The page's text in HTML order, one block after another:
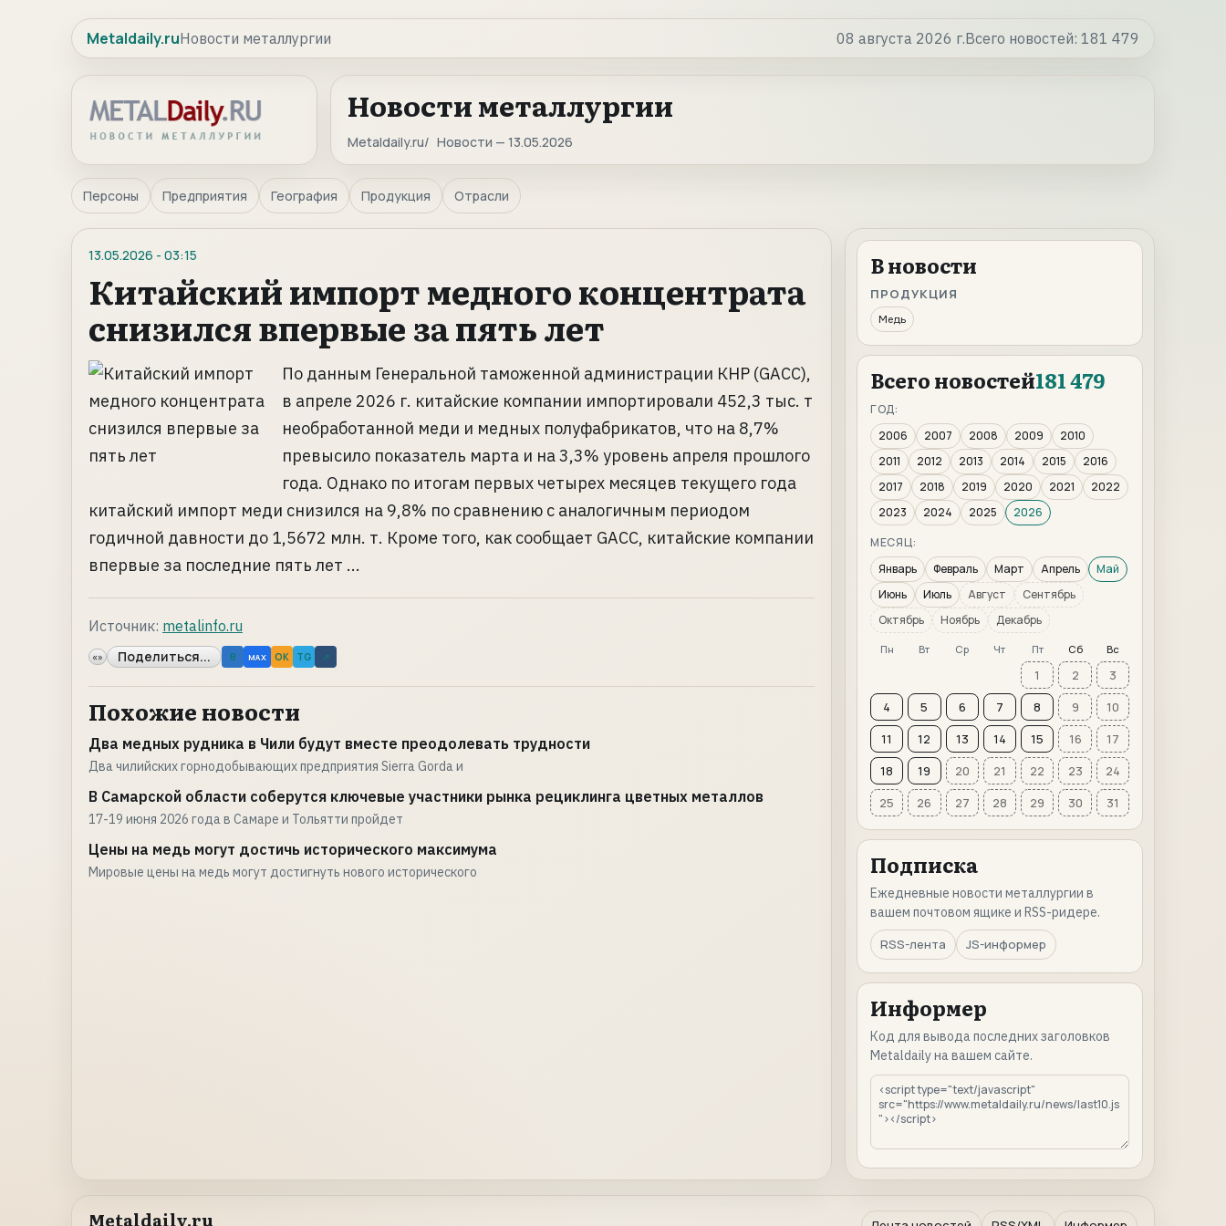
Metaldaily.ruНовости металлургии 08 августа 2026 г.Всего новостей: 181 479
Новости металлургии
Metaldaily.ru Новости — 13.05.2026
Персоны Предприятия География Продукция Отрасли
13.05.2026 - 03:15
Китайский импорт медного концентрата
снизился впервые за пять лет
По данным Генеральной таможенной администрации КНР (GACC),
в апреле 2026 г. китайские компании импортировали 452,3 тыс. т
необработанной меди и медных полуфабрикатов, что на 8,7%
превысило показатель марта и на 3,3% уровень апреля прошлого
года. Однако по итогам первых четырех месяцев текущего года
китайский импорт меди снизился на 9,8% по сравнению с аналогичным периодом
годичной давности до 1,5672 млн. т. Кроме того, как сообщает GACC, китайские компании
впервые за последние пять лет ...
Источник: metalinfo.ru
«» Поделиться... B MAX OK TG ↗
Похожие новости
Два медных рудника в Чили будут вместе преодолевать трудности
Два чилийских горнодобывающих предприятия Sierra Gorda и
В Самарской области соберутся ключевые участники рынка рециклинга цветных металлов
17-19 июня 2026 года в Самаре и Тольятти пройдет
Цены на медь могут достичь исторического максимума
Мировые цены на медь могут достигнуть нового исторического
В новости
ПРОДУКЦИЯ
Медь
Всего новостей181 479
ГОД:
2006
2007 2008 2009
2010
2011
2012 2013 2014 2015
2016
2017
2018 2019 2020 2021
2022
2023
2024 2025
2026
МЕСЯЦ:
Январь
Февраль Март Апрель
Май
Июнь
Июль Август
Сентябрь
Октябрь
Ноябрь Декабрь
Пн Вт Ср Чт Пт Сб Вс
1 2
3
4
5 6 7 8 9
10
11
12 13 14 15 16
17
18
19 20 21 22 23
24
25
26 27 28 29 30 31
Подписка
Ежедневные новости металлургии в
вашем почтовом ящике и RSS-ридере.
RSS-лента
JS-информер
Информер
Код для вывода последних заголовков
Metaldaily на вашем сайте.
Metaldaily.ru